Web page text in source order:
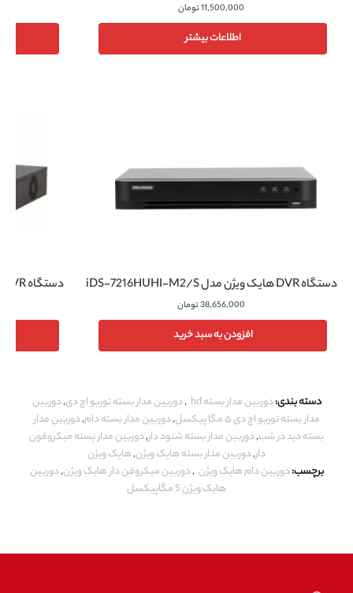
11,500,000تومان
اطلاعات بیشتر
دستگاه DVR هایک ویژن مدل iDS-7216HUHI-M2/S
38,656,000تومان
افزودن به سبد خرید
دستگاه NVR هایک ویژن مدل DS-7732NI-K4/16P
دسته بندی:دوربین مدار بسته hd ,دوربین مدار بسته توربو اچ دی,دوربین
مدار بسته توربو اچ دی ۵ مگا پیکسل
,دوربین مدار بسته دام,دوربین مدار
بسته دید در شب,دوربین مدار بسته شنود دار,دوربین مدار بسته میکروفون
دار,دوربین مدار بسته هایک ویژن,هایک ویژن
برچسب:دوربین دام هایک ویژن ,دوربین میکروفن دار هایک ویژن,دوربین
هایک ویژن 5 مگاپیکسل